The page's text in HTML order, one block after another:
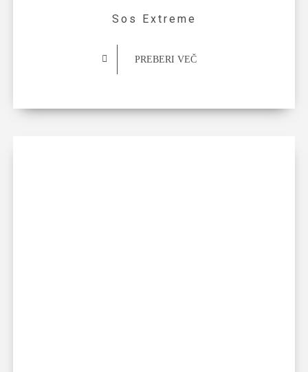
Sos Extreme
PREBERI VEČ